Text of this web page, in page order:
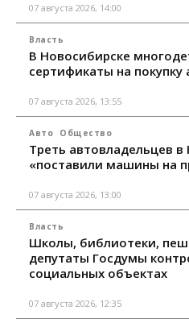
07 августа 2026, 14:00
Власть
В Новосибирске
сертификаты на
07 августа 2026, 13:55
Авто Общество
Треть автовладельцев
«поставили машины на
07 августа 2026, 13:00
Власть
Школы, библиотеки,
депутаты Госдумы
социальных объектах
07 августа 2026, 12:35